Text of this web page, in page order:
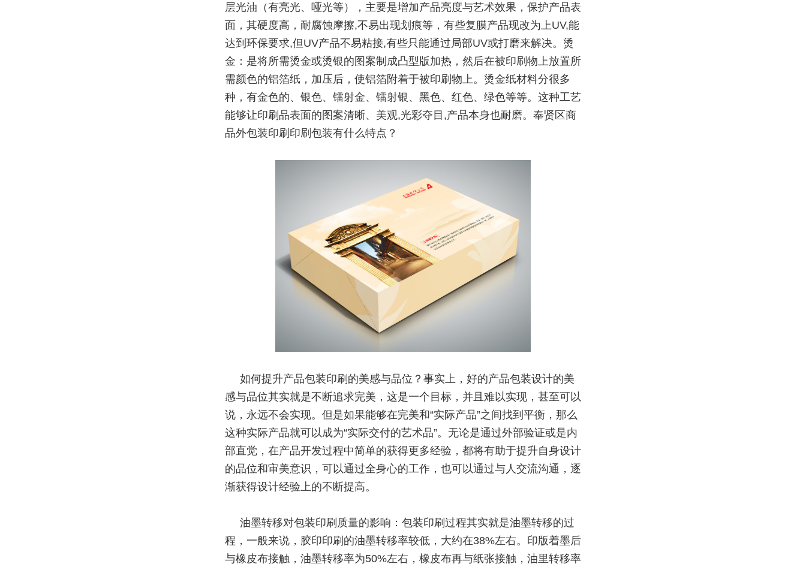
层光油（有亮光、哑光等），主要是增加产品亮度与艺术效果，保护产品表
面，其硬度高，耐腐蚀摩擦,不易出现划痕等，有些复膜产品现改为上UV,能
达到环保要求,但UV产品不易粘接,有些只能通过局部UV或打磨来解决。烫
金：是将所需烫金或烫银的图案制成凸型版加热，然后在被印刷物上放置所
需颜色的铝箔纸，加压后，使铝箔附着于被印刷物上。烫金纸材料分很多
种，有金色的、银色、镭射金、镭射银、黑色、红色、绿色等等。这种工艺
能够让印刷品表面的图案清晰、美观,光彩夺目,产品本身也耐磨。奉贤区商
品外包装印刷印刷包装有什么特点？
如何提升产品包装印刷的美感与品位？事实上，好的产品包装设计的美
感与品位其实就是不断追求完美，这是一个目标，并且难以实现，甚至可以
说，永远不会实现。但是如果能够在完美和“实际产品”之间找到平衡，那么
这种实际产品就可以成为“实际交付的艺术品”。无论是通过外部验证或是内
部直觉，在产品开发过程中简单的获得更多经验，都将有助于提升自身设计
的品位和审美意识，可以通过全身心的工作，也可以通过与人交流沟通，逐
渐获得设计经验上的不断提高。
油墨转移对包装印刷质量的影响：包装印刷过程其实就是油墨转移的过
程，一般来说，胶印印刷的油墨转移率较低，大约在38%左右。印版着墨后
与橡皮布接触，油墨转移率为50%左右，橡皮布再与纸张接触，油里转移率